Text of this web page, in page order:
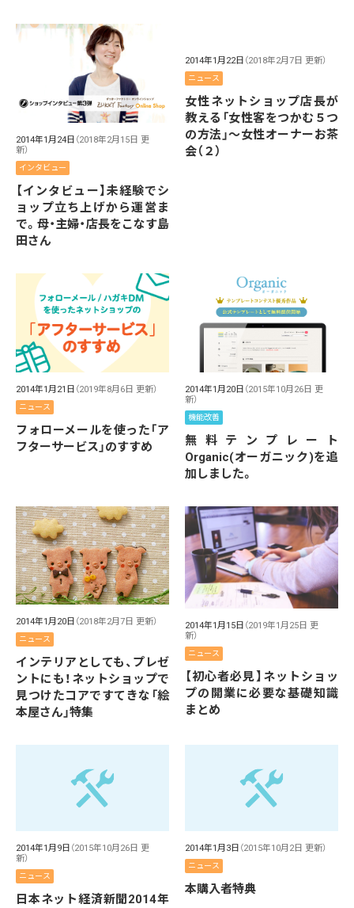
2014年1月24日 （2018年2月15日 更
新）
インタビュー
【インタビュー】未経験でシ
ョップ立ち上げから運営ま
で。母・主婦・店長をこなす島
田さん
2014年1月22日 （2018年2月7日 更新）
ニュース
女性ネットショップ店長が
教える「女性客をつかむ５つ
の方法」～女性オーナーお茶
会（２）
2014年1月21日 （2019年8月6日 更新）
ニュース
フォローメールを使った「ア
フターサービス」のすすめ
2014年1月20日 （2015年10月26日 更
新）
機能改善
無料テンプレート
Organic(オーガニック)を追
加しました。
2014年1月20日 （2018年2月7日 更新）
ニュース
インテリアとしても、プレゼ
ントにも！ネットショップで
見つけたコアですてきな「絵
本屋さん」特集
2014年1月15日 （2019年1月25日 更
新）
ニュース
【初心者必見】ネットショッ
プの開業に必要な基礎知識
まとめ
2014年1月9日 （2015年10月26日 更
新）
ニュース
日本ネット経済新聞2014年
2014年1月3日 （2015年10月2日 更新）
ニュース
本購入者特典